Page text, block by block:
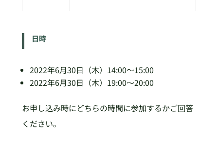
日時
2022年6月30日（木）14:00～15:00
2022年6月30日（木）19:00～20:00
お申し込み時にどちらの時間に参加するかご回答
ください。